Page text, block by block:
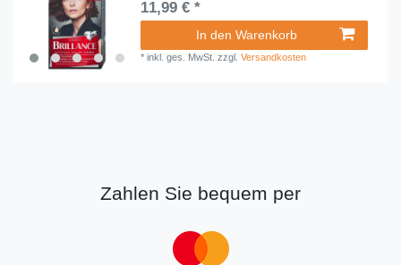
11,99 € *
In den Warenkorb
*inkl. ges. MwSt. zzgl.Versandkosten
Zahlen Sie bequem per